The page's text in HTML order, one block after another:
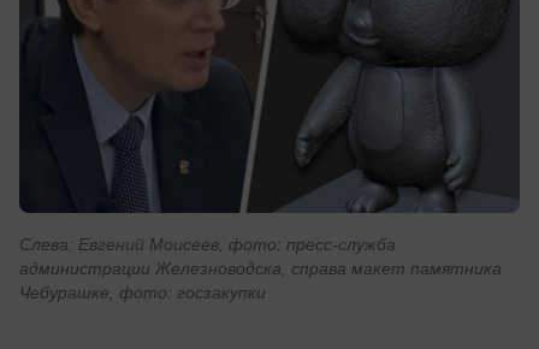
Слева: Евгений Моисеев, фото: пресс-служба
администрации Железноводска, справа макет памятника
Чебурашке, фото: госзакупки